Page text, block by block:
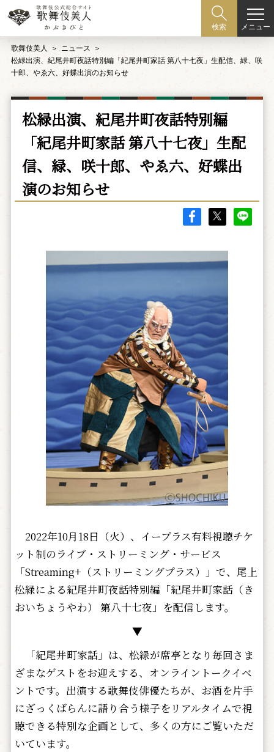
検索 メニュー
歌舞伎美人
ニュース
松緑出演、紀尾井町夜話特別編「紀尾井町家話 第八十七夜」生配信、緑、咲
十郎、やゑ六、好蝶出演のお知らせ
松緑出演、紀尾井町夜話特別編
「紀尾井町家話 第八十七夜」生配
信、緑、咲十郎、やゑ六、好蝶出
演のお知らせ
2022年10月18日（火）、イープラス有料視聴チケ
ット制のライブ・ストリーミング・サービス
「Streaming+（ストリーミングプラス）」で、尾上
松緑による紀尾井町夜話特別編「紀尾井町家話（き
おいちょうやわ） 第八十七夜」を配信します。
▼
「紀尾井町家話」は、松緑が席亭となり毎回さま
ざまなゲストをお迎えする、オンライントークイベ
ントです。出演する歌舞伎俳優たちが、お酒を片手
にざっくばらんに語り合う様子をリアルタイムで視
聴できる特別な企画として、多くの方にご覧いただ
いています。